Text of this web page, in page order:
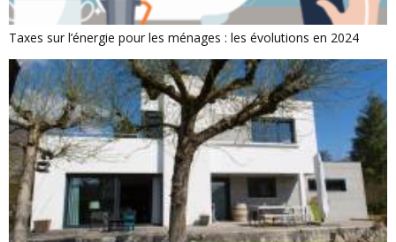
Taxes sur l’énergie pour les ménages : les évolutions en 2024